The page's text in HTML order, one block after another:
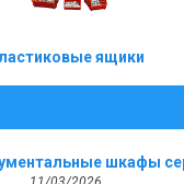
ящики
шкафы